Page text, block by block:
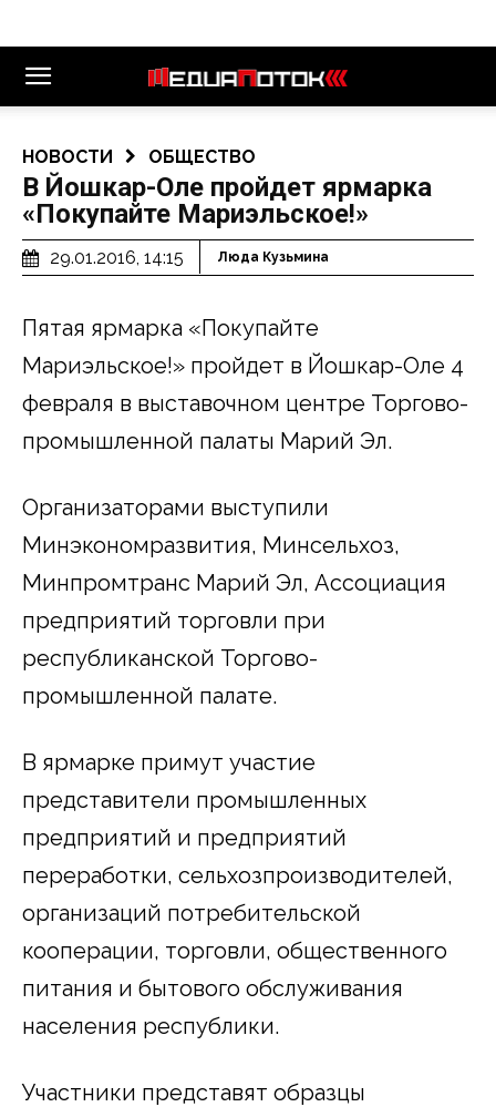
НОВОСТИ ОБЩЕСТВО
В Йошкар-Оле пройдет ярмарка
«Покупайте Мариэльское!»
29.01.2016, 14:15 Люда Кузьмина
Пятая ярмарка «Покупайте
Мариэльское!» пройдет в Йошкар-Оле 4
февраля в выставочном центре Торгово-
промышленной палаты Марий Эл.
Организаторами выступили
Минэкономразвития, Минсельхоз,
Минпромтранс Марий Эл, Ассоциация
предприятий торговли при
республиканской Торгово-
промышленной палате.
В ярмарке примут участие
представители промышленных
предприятий и предприятий
переработки, сельхозпроизводителей,
организаций потребительской
кооперации, торговли, общественного
питания и бытового обслуживания
населения республики.
Участники представят образцы